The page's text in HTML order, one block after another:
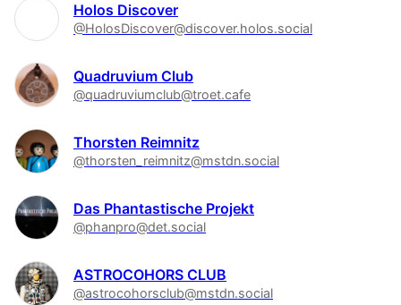
Holos Discover
@HolosDiscover@discover.holos.social
Quadruvium Club
@quadruviumclub@troet.cafe
Thorsten Reimnitz
@thorsten_reimnitz@mstdn.social
Das Phantastische Projekt
@phanpro@det.social
ASTROCOHORS CLUB
@astrocohorsclub@mstdn.social